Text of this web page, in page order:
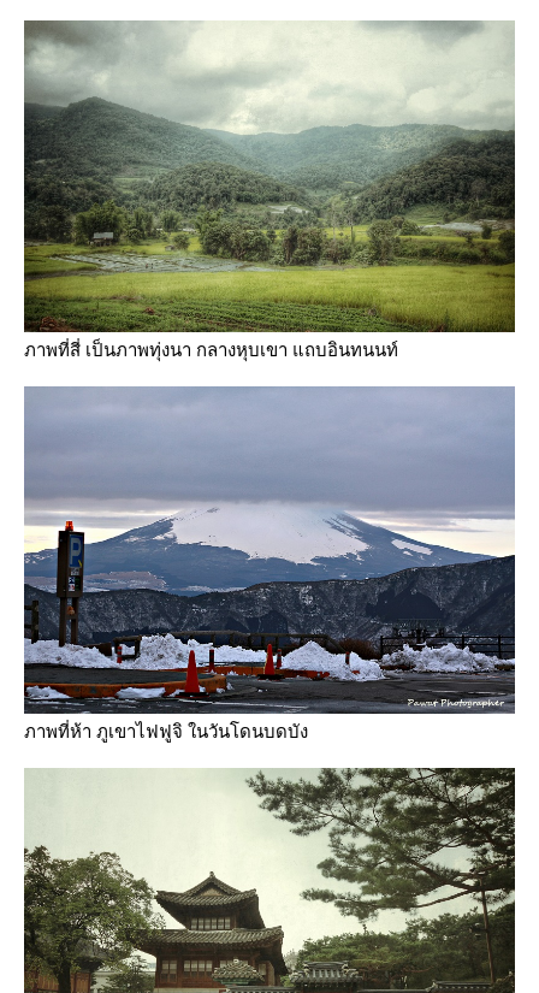
ภาพที่สี่ เป็นภาพทุ่งนา กลางหุบเขา แถบอินทนนท์
ภาพที่ห้า ภูเขาไฟฟูจิ ในวันโดนบดบัง